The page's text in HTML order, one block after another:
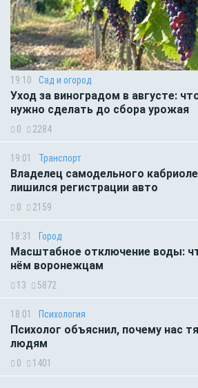
19:10 Сад и огород
Уход за виноградом в августе:
нужно сделать до сбора урожая
0 2284
19:01 Транспорт
Владелец самодельного
лишился регистрации авто
0 2159
18:31 Город
Масштабное отключение воды:
нём воронежцам
13 5872
18:01 Психология
Психолог объяснил, почему нас
людям
0 1401